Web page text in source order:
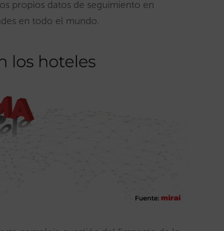
propios datos de seguimiento en
en todo el mundo.